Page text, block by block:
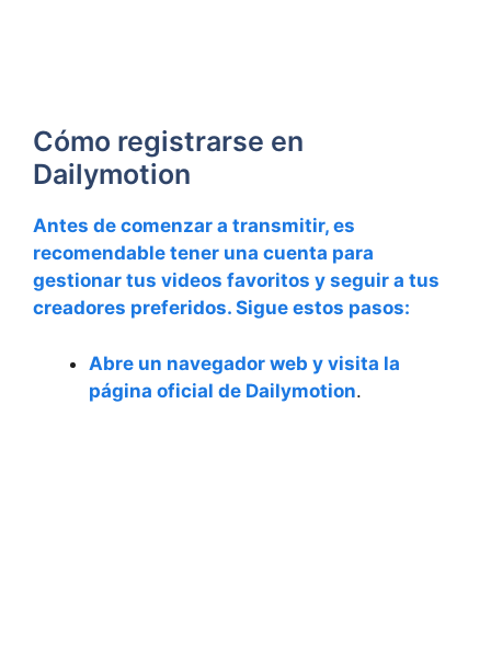
Cómo registrarse en
Dailymotion
Antes de comenzar a transmitir, es
recomendable tener una cuenta para
gestionar tus videos favoritos y seguir a tus
creadores preferidos. Sigue estos pasos:
Abre un navegador web y visita la
página oficial de Dailymotion.